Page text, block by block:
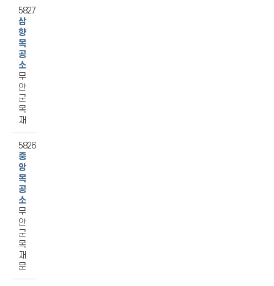
5827
삼
향
목
공
소
무
안
군
목
재
5826
중
앙
목
공
소
무
안
군
목
재
문